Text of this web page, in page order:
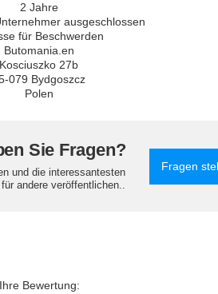
2 Jahre
ausgeschlossen
für Beschwerden
Butomania.en
Kosciuszko 27b
079 Bydgoszcz
Polen
Sie Fragen?
und die interessantesten
andere veröffentlichen..
Fragen
Ihre Bewertung: